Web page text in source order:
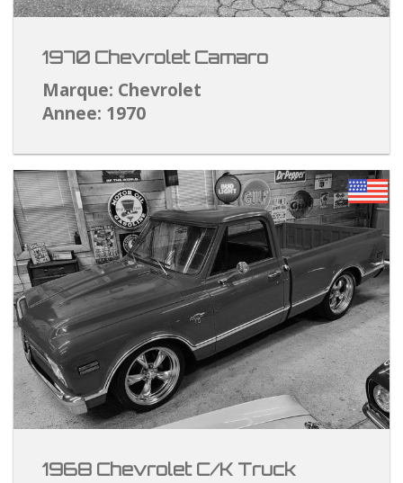
1970 Chevrolet Camaro
Marque: Chevrolet
Annee: 1970
1968 Chevrolet C/K Truck